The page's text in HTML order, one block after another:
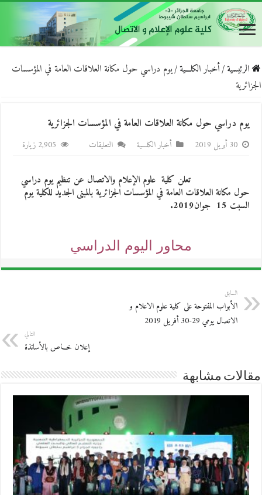
الرئيسية/أخبار الكلـــية/يوم دراسي حول مكانة العلاقات العامة في المؤسسات
الجزائرية
يوم دراسي حول مكانة العلاقات العامة في المؤسسات الجزائرية
30 أبريل 2019 أخبار الكلـــية التعليقات
حول
مكانة
في
المؤسسات
الجزائرية
2,905 زيارة
تعلن كلية علوم الإعلام والاتصال عن تنظيم يوم دراسي
حول مكانة العلاقات العامة في المؤسسات الجزائرية بالمبنى الجديد للكلية يوم
السبت 15 جوان2019.
محاور اليوم الدراسي
السابق
الأبواب المفتوحة على كلية علوم الاعلام و
الاتصال يومي 29-30 أفريل 2019
التالي
إعلان خـــاص بالأساتذة
مقالات مشابهة